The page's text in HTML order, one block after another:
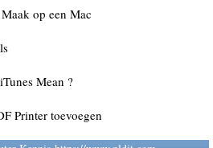
op een Mac
Mean ?
Printer toevoegen